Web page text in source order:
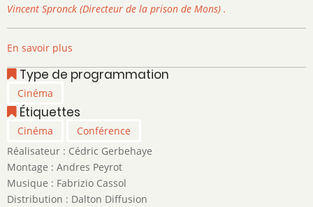
Vincent Spronck (Directeur de la prison de Mons) .
En savoir plus
Peine
Cédric
Gerbehaye
Type de programmation
Cinéma
Étiquettes
Cinéma
Conférence
Réalisateur : Cédric Gerbehaye
Montage : Andres Peyrot
Musique : Fabrizio Cassol
Distribution : Dalton Diffusion